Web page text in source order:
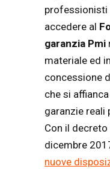
professionisti
accedere al
garanzia Pmi
materiale ed
concessione
che si
garanzie reali
Con il
dicembre
nuove